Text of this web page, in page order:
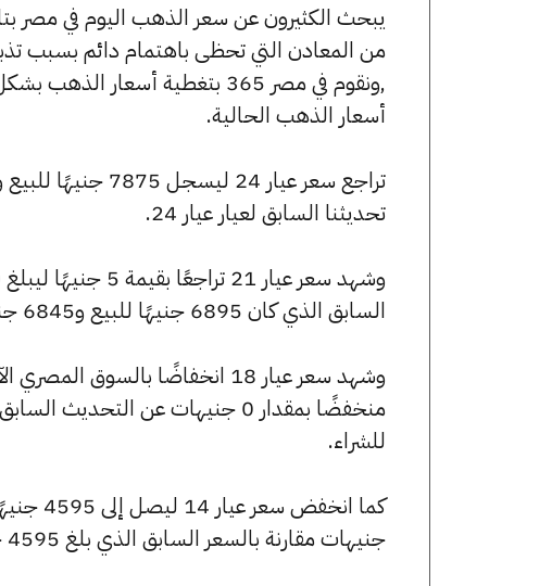
من المعادن التي تحظى باهتمام دائم بسبب
,ونقوم في مصر 365 بتغطية
أسعار الذهب الحالية.
تحديثنا السابق لعيار عيار 24.
السابق الذي كان 6895 جنيهًا للبيع و6845 جنيهًا للشراء.
للشراء.
جنيهات مقارنة بالسعر السابق الذي بلغ 4595 جنيهًا للبيع و4565 جنيهًا للشراء.